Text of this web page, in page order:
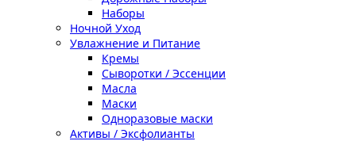
Наборы
Ночной Уход
Увлажнение и Питание
Кремы
Сыворотки / Эссенции
Масла
Маски
Одноразовые маски
Активы / Эксфолианты